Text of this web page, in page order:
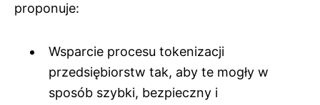
proponuje:
Wsparcie procesu tokenizacji
przedsiębiorstw tak, aby te mogły w
sposób szybki, bezpieczny i